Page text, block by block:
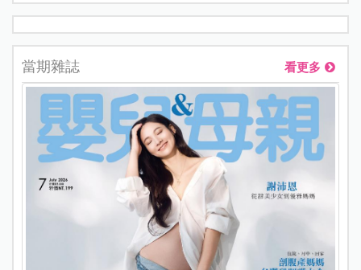
當期雜誌 看更多